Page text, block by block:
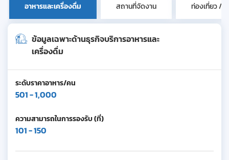
อาหารและเครื่องดื่ม สถานที่จัดงาน ท่องเที่ยว / น
ข้อมูลเฉพาะด้านธุรกิจบริการอาหารและ
เครื่องดื่ม
ระดับราคาอาหาร/คน
501 - 1,000
ความสามารถในการรองรับ (ที่)
101 - 150